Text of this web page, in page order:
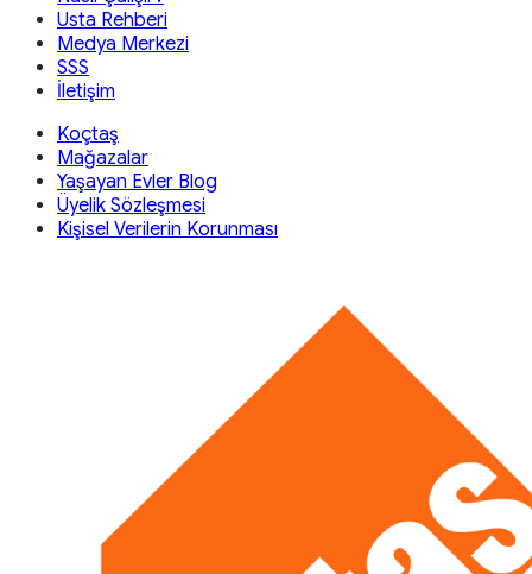
Usta Rehberi
Medya Merkezi
SSS
İletişim
Koçtaş
Mağazalar
Yaşayan Evler Blog
Üyelik Sözleşmesi
Kişisel Verilerin Korunması